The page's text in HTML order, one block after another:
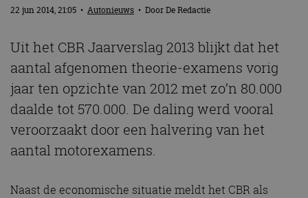
22 jun 2014, 21:05 • Autonieuws • DoorDe Redactie
Uit het CBR Jaarverslag 2013 blijkt dat het
aantal afgenomen theorie-examens vorig
jaar ten opzichte van 2012 met zo’n 80.000
daalde tot 570.000. De daling werd vooral
veroorzaakt door een halvering van het
aantal motorexamens.
Naast de economische situatie meldt het CBR als